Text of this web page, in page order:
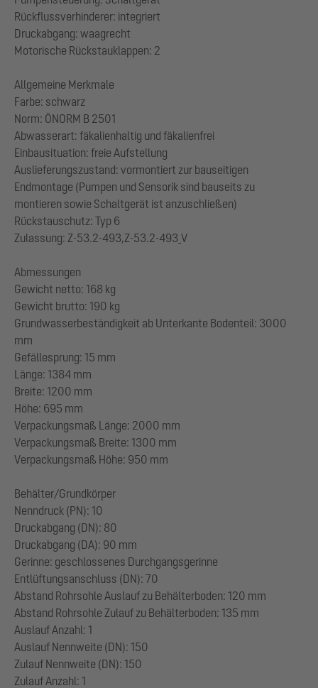
Rückflussverhinderer: integriert
Druckabgang: waagrecht
Motorische Rückstauklappen: 2
Allgemeine Merkmale
Farbe: schwarz
Norm: ÖNORM B 2501
Abwasserart: fäkalienhaltig und fäkalienfrei
Einbausituation: freie Aufstellung
Auslieferungszustand: vormontiert zur bauseitigen
Endmontage (Pumpen und Sensorik sind bauseits zu
montieren sowie Schaltgerät ist anzuschließen)
Rückstauschutz: Typ 6
Zulassung: Z-53.2-493,Z-53.2-493_V
Abmessungen
Gewicht netto: 168 kg
Gewicht brutto: 190 kg
Grundwasserbeständigkeit ab Unterkante Bodenteil: 3000
mm
Gefällesprung: 15 mm
Länge: 1384 mm
Breite: 1200 mm
Höhe: 695 mm
Verpackungsmaß Länge: 2000 mm
Verpackungsmaß Breite: 1300 mm
Verpackungsmaß Höhe: 950 mm
Behälter/Grundkörper
Nenndruck (PN): 10
Druckabgang (DN): 80
Druckabgang (DA): 90 mm
Gerinne: geschlossenes Durchgangsgerinne
Entlüftungsanschluss (DN): 70
Abstand Rohrsohle Auslauf zu Behälterboden: 120 mm
Abstand Rohrsohle Zulauf zu Behälterboden: 135 mm
Auslauf Anzahl: 1
Auslauf Nennweite (DN): 150
Zulauf Nennweite (DN): 150
Zulauf Anzahl: 1